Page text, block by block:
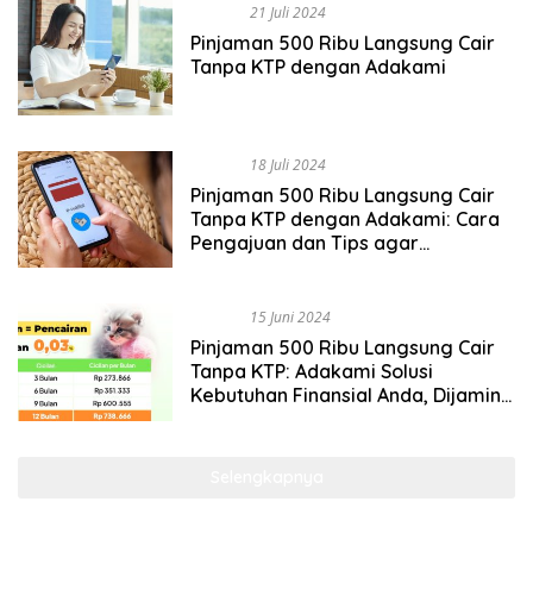
21 Juli 2024
Pinjaman 500 Ribu Langsung Cair
Tanpa KTP dengan Adakami
18 Juli 2024
Pinjaman 500 Ribu Langsung Cair
Tanpa KTP dengan Adakami: Cara
Pengajuan dan Tips agar
15 Juni 2024
Pinjaman 500 Ribu Langsung Cair
Tanpa KTP: Adakami Solusi
Kebutuhan Finansial Anda, Dijamin